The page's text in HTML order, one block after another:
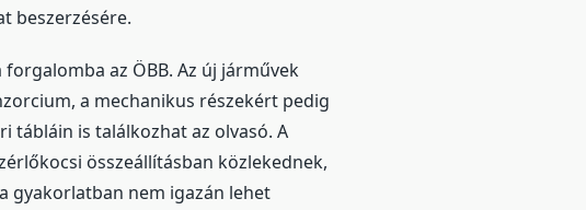
beszerzésére.
az ÖBB. Az új járművek
a mechanikus részekért pedig
tábláin is találkozhat az olvasó. A
összeállításban közlekednek,
gyakorlatban nem igazán lehet